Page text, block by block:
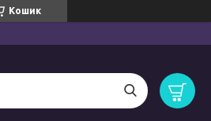
Кошик